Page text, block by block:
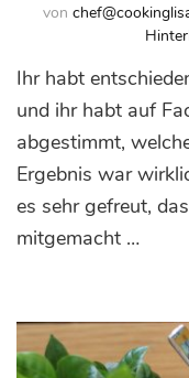
von
Ihr habt
und ihr habt auf
abgestimmt,
Ergebnis war
es sehr gefreut,
mitgemacht …